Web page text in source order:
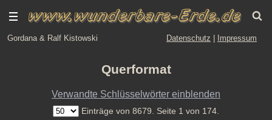
Gordana & Ralf Kistowski Datenschutz Impressum
Querformat
Verwandte Schlüsselwörter einblenden
Einträge von 8679. Seite 1 von 174.